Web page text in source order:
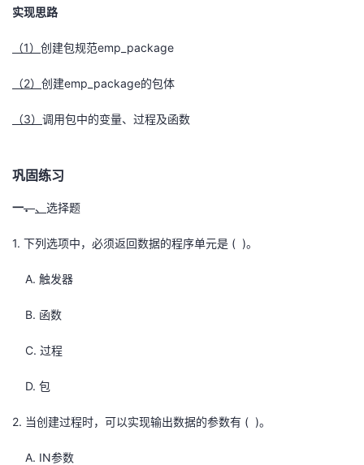
实现思路
（1 ） 创建包规范emp_package
（2） 创建emp_package的包体
（3） 调用包中的变量、过程及函数
巩固练习
一．、 选择题
1. 下列选项中，必须返回数据的程序单元是 ( )。
A. 触发器
B. 函数
C. 过程
D. 包
2. 当创建过程时，可以实现输出数据的参数有 ( )。
A. IN参数